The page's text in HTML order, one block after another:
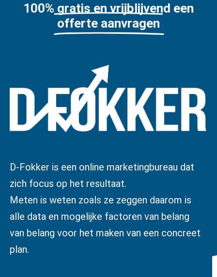
100% gratis en vrijblijvend een
offerte aanvragen
D-Fokker is een online marketingbureau dat
zich focus op het resultaat.
Meten is weten zoals ze zeggen daarom is
alle data en mogelijke factoren van belang
van belang voor het maken van een concreet
plan.